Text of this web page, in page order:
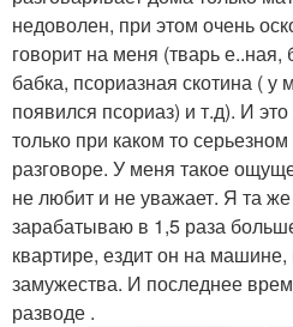
недоволен, при этом очень
говорит на меня (тварь
бабка, псориазная скотина ( у
появился псориаз) и т.д). И
только при каком то
разговоре. У меня такое
не любит и не уважает. Я та
зарабатываю в 1,5 раза
квартире, ездит он на
замужества. И последнее
разводе .